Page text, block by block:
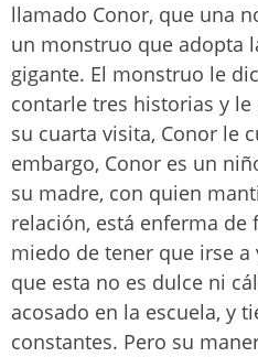
llamado Conor, que una
un monstruo que adopta
gigante. El monstruo le
contarle tres historias y
su cuarta visita, Conor le
embargo, Conor es un
su madre, con quien
relación, está enferma
miedo de tener que irse a
que esta no es dulce ni
acosado en la escuela, y
constantes. Pero su